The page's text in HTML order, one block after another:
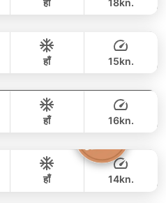
62,100 THB
118,000 THB
88,300 THB
हाँ 15kn.
122,000 THB
105,900 THB
हाँ 16kn.
हाँ 14kn.